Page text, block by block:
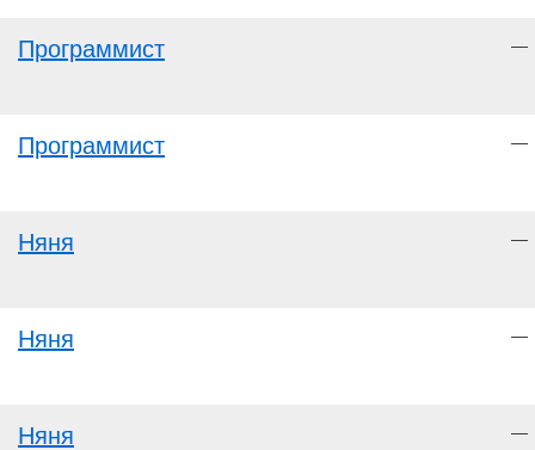
Программист —
Программист —
Няня —
Няня —
Няня —